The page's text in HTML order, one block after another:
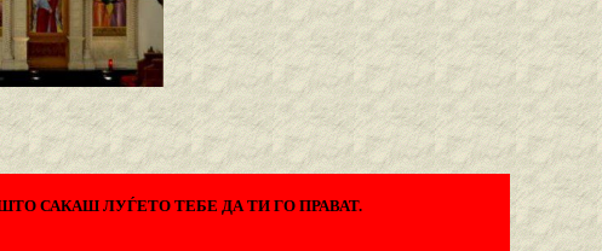
САКАШ ЛУЃЕТО ТЕБЕ ДА ТИ ГО ПРАВАТ.